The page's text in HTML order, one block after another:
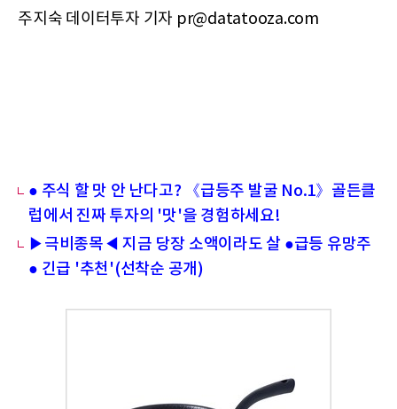
주지숙 데이터투자 기자 pr@datatooza.com
● 주식 할 맛 안 난다고? 《급등주 발굴 No.1》골든클
럽에서 진짜 투자의 '맛'을 경험하세요!
▶극비종목◀ 지금 당장 소액이라도 살 ●급등 유망주
● 긴급 '추천'(선착순 공개)